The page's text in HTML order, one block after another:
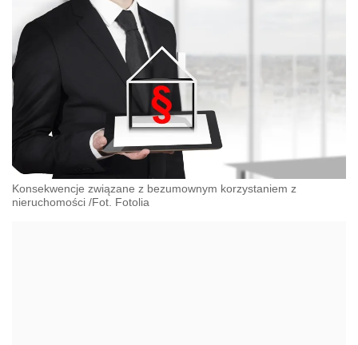
Konsekwencje związane z bezumownym korzystaniem z
nieruchomości /Fot. Fotolia